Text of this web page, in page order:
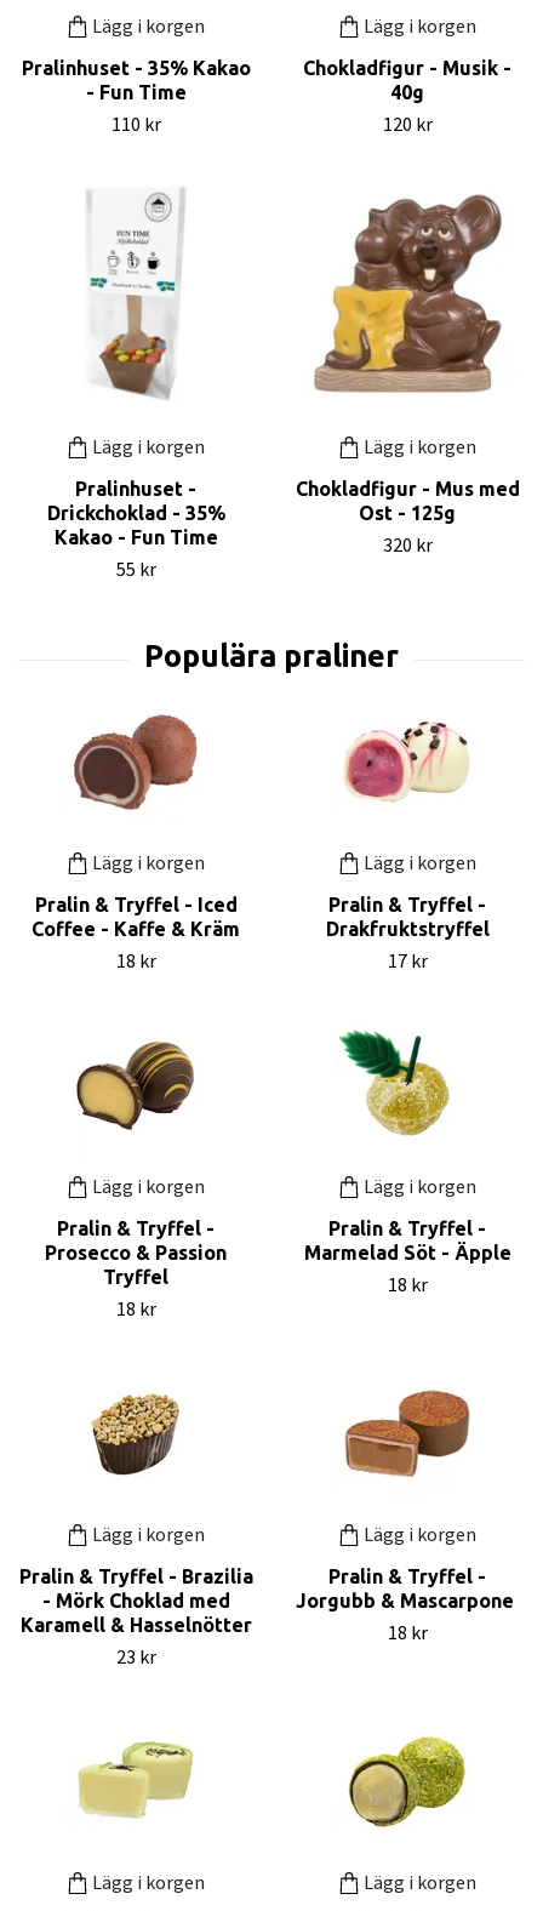
Lägg i korgen
Pralinhuset - 35% Kakao
- Fun Time
110 kr
Lägg i korgen
Chokladfigur - Musik -
40g
120 kr
Lägg i korgen
Pralinhuset -
Drickchoklad - 35%
Kakao - Fun Time
55 kr
Lägg i korgen
Chokladfigur - Mus med
Ost - 125g
320 kr
Lägg i korgen
Pralin & Tryffel - Iced
Coffee - Kaffe & Kräm
18 kr
Lägg i korgen
Pralin & Tryffel -
Drakfruktstryffel
17 kr
Lägg i korgen
Pralin & Tryffel -
Prosecco & Passion
Tryffel
18 kr
Lägg i korgen
Pralin & Tryffel -
Marmelad Söt - Äpple
18 kr
Lägg i korgen
Pralin & Tryffel - Brazilia
- Mörk Choklad med
Karamell & Hasselnötter
23 kr
Lägg i korgen
Pralin & Tryffel -
Jorgubb & Mascarpone
18 kr
Lägg i korgen Lägg i korgen